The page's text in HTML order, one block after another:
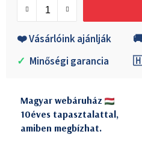
❤️ Vásárlóink ajánlják
✓ Minőségi garancia
Magyar webáruház
10éves tapasztalattal,
amiben megbízhat.